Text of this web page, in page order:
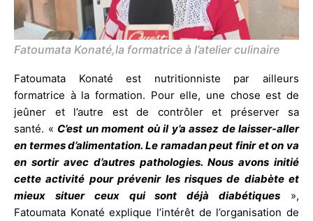
Fatoumata Konaté,la formatrice à l’atelier culinaire
Fatoumata Konaté est nutritionniste par ailleurs
formatrice à la formation. Pour elle, une chose est de
jeûner et l’autre est de contrôler et préserver sa
santé. « C’est un moment où il y’a assez de laisser-aller
en termes d’alimentation. Le ramadan peut finir et on va
en sortir avec d’autres pathologies. Nous avons initié
cette activité pour prévenir les risques de diabète et
mieux situer ceux qui sont déjà diabétiques »,
Fatoumata Konaté explique l’intérêt de l’organisation de